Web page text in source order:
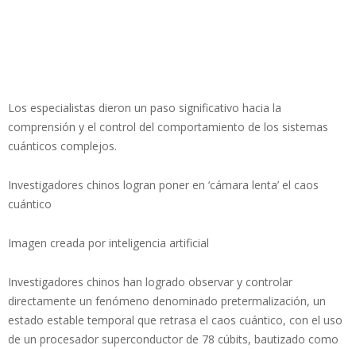
Los especialistas dieron un paso significativo hacia la
comprensión y el control del comportamiento de los sistemas
cuánticos complejos.
Investigadores chinos logran poner en ‘cámara lenta’ el caos
cuántico
Imagen creada por inteligencia artificial
Investigadores chinos han logrado observar y controlar
directamente un fenómeno denominado pretermalización, un
estado estable temporal que retrasa el caos cuántico, con el uso
de un procesador superconductor de 78 cúbits, bautizado como